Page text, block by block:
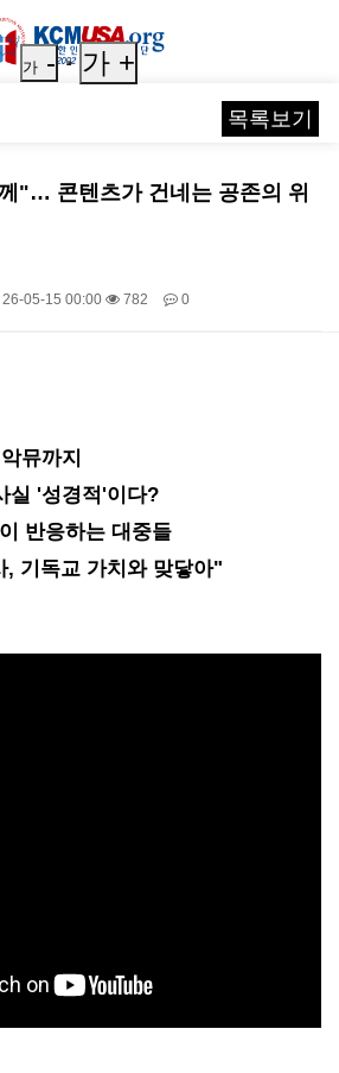
가 - 가 +
목록보기
"… 콘텐츠가 건네는 공존의 위
26-05-15 00:00 782 0
뮤까지
실 '성경적'이다?
반응하는 대중들
, 기독교 가치와 맞닿아"